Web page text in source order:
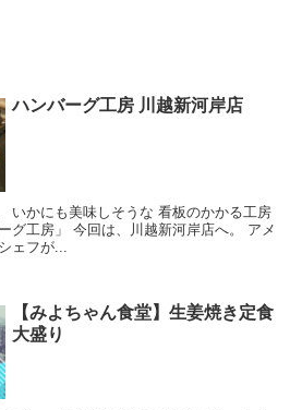
ハンバーグ工房 川越新河岸店
いかにも美味しそうな 看板のかかる工房
グ工房」 今回は、川越新河岸店へ。 アメ
ェフが...
【みよちゃん食堂】生姜焼き定食
大盛り